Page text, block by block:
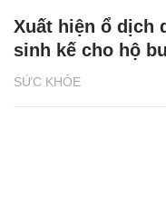
SỨC KHỎE
Xuất hiện ổ dịch
sinh kế cho hộ